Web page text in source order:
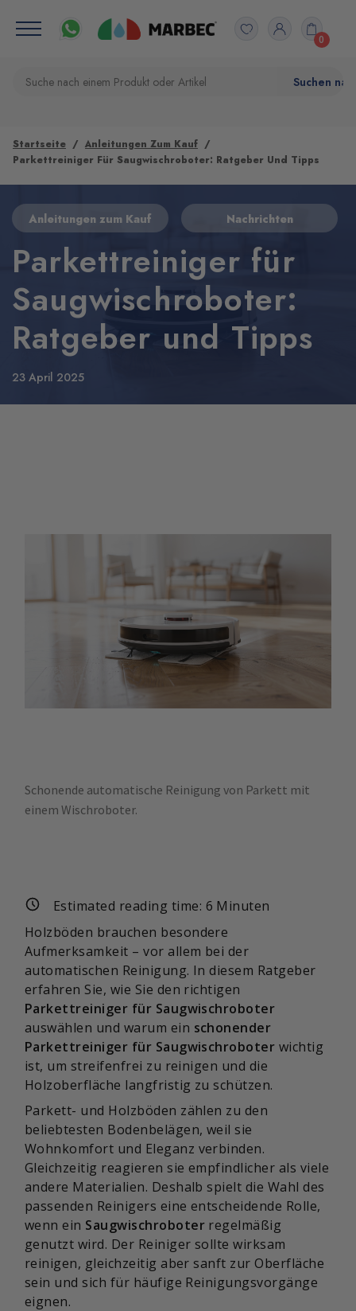
0
Startseite
Anleitungen Zum Kauf
Parkettreiniger Für Saugwischroboter: Ratgeber Und Tipps
Anleitungen zum Kauf Nachrichten
Parkettreiniger für
Saugwischroboter:
Ratgeber und Tipps
23 April 2025
Schonende automatische Reinigung von Parkett mit
einem Wischroboter.
Estimated reading time: 6 Minuten
Holzböden brauchen besondere
Aufmerksamkeit – vor allem bei der
automatischen Reinigung. In diesem Ratgeber
erfahren Sie, wie Sie den richtigen
Parkettreiniger für Saugwischroboter
auswählen und warum ein schonender
Parkettreiniger für Saugwischroboter wichtig
ist, um streifenfrei zu reinigen und die
Holzoberfläche langfristig zu schützen.
Parkett- und Holzböden zählen zu den
beliebtesten Bodenbelägen, weil sie
Wohnkomfort und Eleganz verbinden.
Gleichzeitig reagieren sie empfindlicher als viele
andere Materialien. Deshalb spielt die Wahl des
passenden Reinigers eine entscheidende Rolle,
wenn ein Saugwischroboter regelmäßig
genutzt wird. Der Reiniger sollte wirksam
reinigen, gleichzeitig aber sanft zur Oberfläche
sein und sich für häufige Reinigungsvorgänge
eignen.